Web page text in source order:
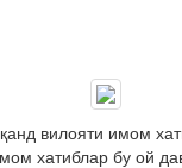
вилояти имом
хатиблар бу ой